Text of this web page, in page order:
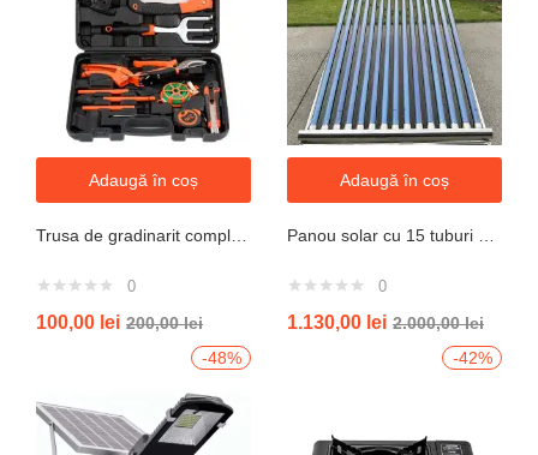
Adaugă în coș
Trusa de gradinarit completa servieta, 14 piese
0
100,00 lei 200,00lei
Adaugă în coș
Panou solar cu 15 tuburi vidate pentru preparare apa calda menajera cu rezervor nepresurizat 150 litri jrh
0
1.130,00 lei 2.000,00lei
-48%
-42%